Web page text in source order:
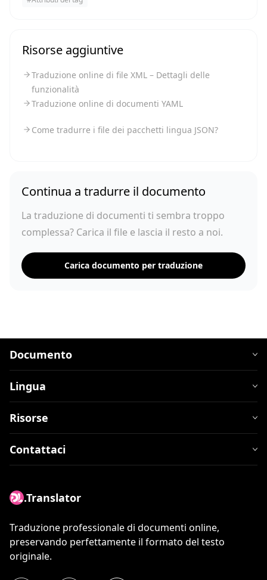
Risorse aggiuntive
Traduzione online di file XML – Dettagli delle
funzionalità
Traduzione online di documenti YAML
Come tradurre i file dei pacchetti lingua JSON?
Continua a tradurre il documento
La traduzione di documenti ti sembra troppo
complessa? Carica il file e lascia il resto a noi.
Carica documento per traduzione
Documento
Lingua
Risorse
Contattaci
.Translator
Traduzione professionale di documenti online,
preservando perfettamente il formato del testo
originale.